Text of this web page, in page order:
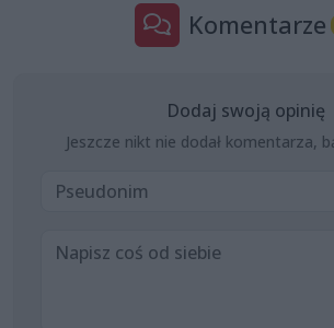
Komentarze
Dodaj swoją opinię
Jeszcze nikt nie dodał komentarza,